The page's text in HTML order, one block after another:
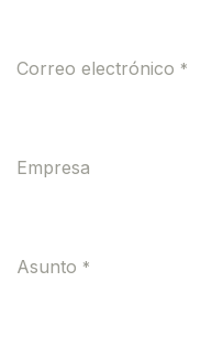
Correo electrónico *
Empresa
Asunto *